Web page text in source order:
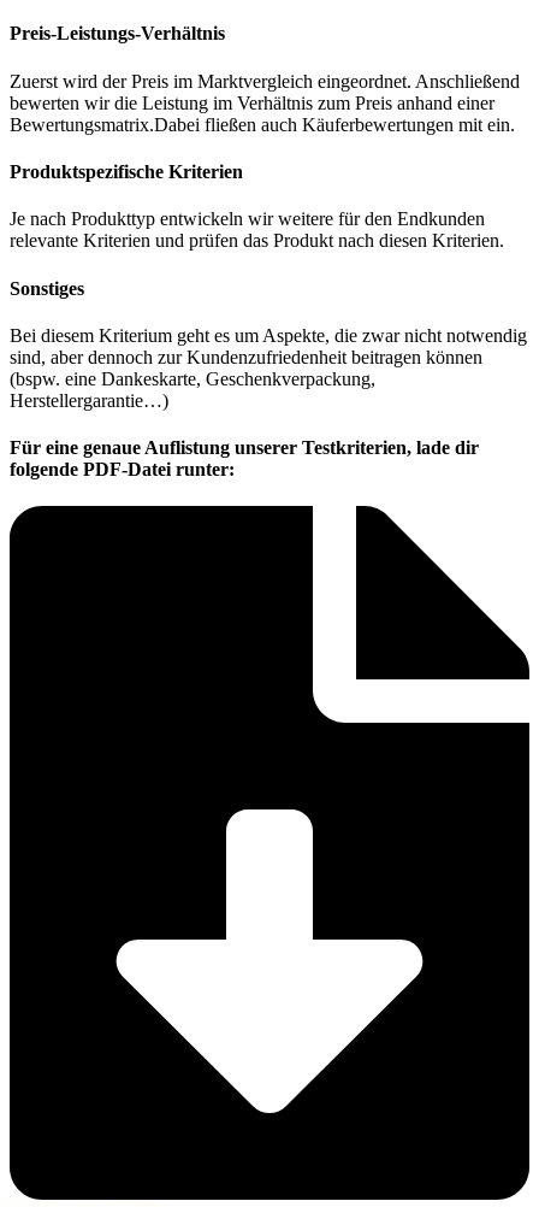
Preis-Leistungs-Verhältnis
Zuerst wird der Preis im Marktvergleich eingeordnet. Anschließend
bewerten wir die Leistung im Verhältnis zum Preis anhand einer
Bewertungsmatrix.Dabei fließen auch Käuferbewertungen mit ein.
Produktspezifische Kriterien
Je nach Produkttyp entwickeln wir weitere für den Endkunden
relevante Kriterien und prüfen das Produkt nach diesen Kriterien.
Sonstiges
Bei diesem Kriterium geht es um Aspekte, die zwar nicht notwendig
sind, aber dennoch zur Kundenzufriedenheit beitragen können
(bspw. eine Dankeskarte, Geschenkverpackung,
Herstellergarantie…)
Für eine genaue Auflistung unserer Testkriterien, lade dir
folgende PDF-Datei runter: